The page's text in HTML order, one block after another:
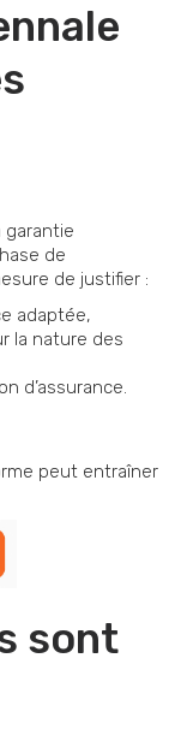
garantie
de
de justifier :
adaptée,
la nature des
d’assurance.
peut entraîner
sont